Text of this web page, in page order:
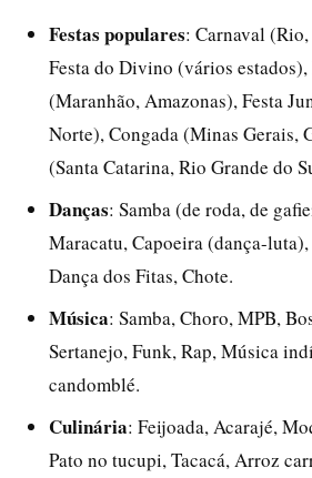
Festas populares: Carnaval
Festa do Divino (vários
(Maranhão, Amazonas), Festa
Norte), Congada (Minas Gerais,
(Santa Catarina, Rio Grande do
Danças: Samba (de roda, de
Maracatu, Capoeira (dança-
Dança dos Fitas, Chote.
Música: Samba, Choro, MPB,
Sertanejo, Funk, Rap, Música
candomblé.
Culinária: Feijoada, Acarajé,
Pato no tucupi, Tacacá, Arroz